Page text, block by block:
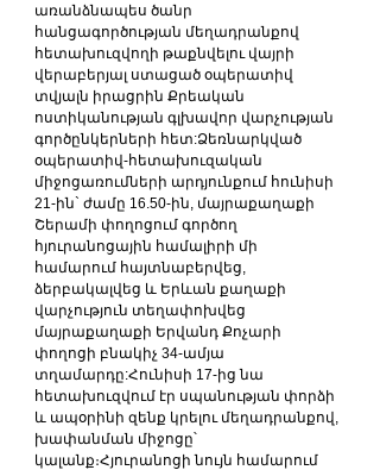
առանձնապես ծանր
հանցագործության մեղադրանքով
հետախուզվողի թաքնվելու վայրի
վերաբերյալ ստացած օպերատիվ
տվյալն իրացրին Քրեական
ոստիկանության գլխավոր վարչության
գործընկերների հետ:Ձեռնարկված
օպերատիվ-հետախուզական
միջոցառումների արդյունքում հունիսի
21-ին` ժամը 16.50-ին, մայրաքաղաքի
Շերամի փողոցում գործող
հյուրանոցային համալիրի մի
համարում հայտնաբերվեց,
ձերբակալվեց և Երևան քաղաքի
վարչություն տեղափոխվեց
մայրաքաղաքի Երվանդ Քոչարի
փողոցի բնակիչ 34-ամյա
տղամարդը:Հունիսի 17-ից նա
հետախուզվում էր սպանության փորձի
և ապօրինի զենք կրելու մեղադրանքով,
խափանման միջոցը՝
կալանք։Հյուրանոցի նույն համարում